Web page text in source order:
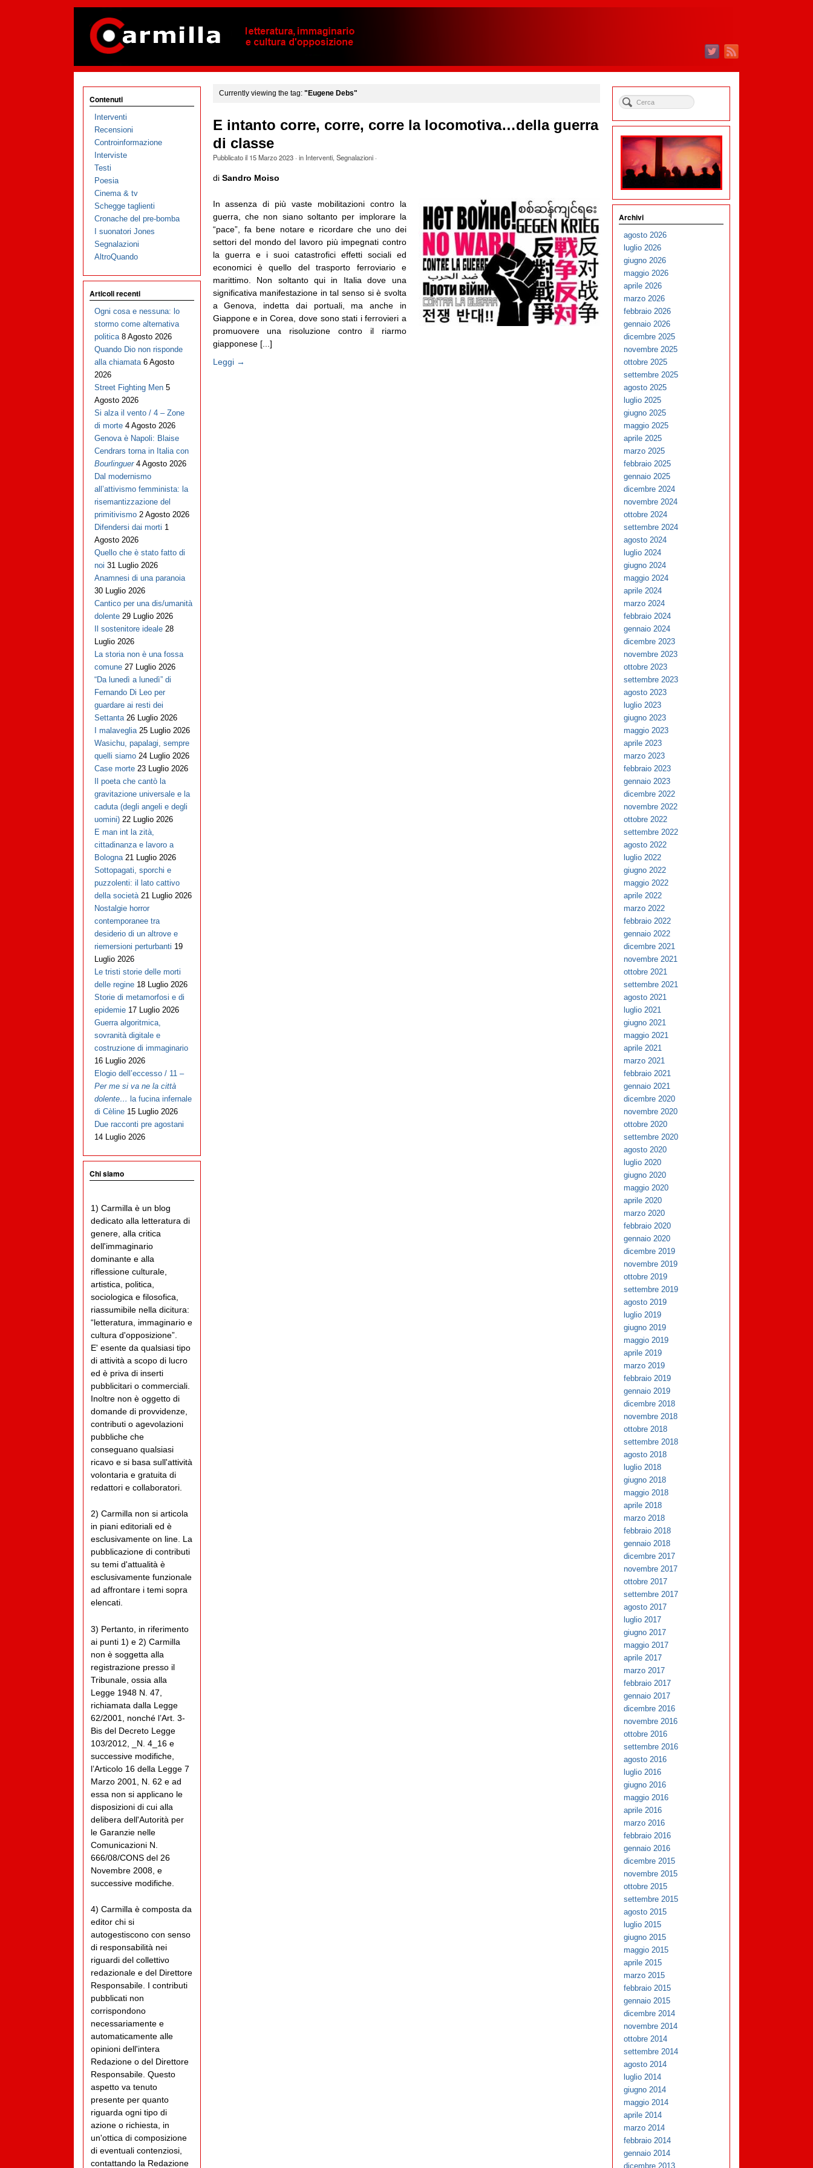
Currently viewing the tag: "Eugene Debs"
E intanto corre, corre, corre la locomotiva…della guerra
di classe
Pubblicato il 15 Marzo 2023· in Interventi,Segnalazioni·
di Sandro Moiso
In assenza di più vaste mobilitazioni contro la
guerra, che non siano soltanto per implorare la
“pace”, fa bene notare e ricordare che uno dei
settori del mondo del lavoro più impegnati contro
la guerra e i suoi catastrofici effetti sociali ed
economici è quello del trasporto ferroviario e
marittimo. Non soltanto qui in Italia dove una
significativa manifestazione in tal senso si è svolta
a Genova, indetta dai portuali, ma anche in
Giappone e in Corea, dove sono stati i ferrovieri a
promuovere una risoluzione contro il riarmo
giapponese [...]
Leggi →
Contenuti
Interventi
Recensioni
Controinformazione
Interviste
Testi
Poesia
Cinema & tv
Schegge taglienti
Cronache del pre-bomba
I suonatori Jones
Segnalazioni
AltroQuando
Articoli recenti
Ogni cosa e nessuna: lo
stormo come alternativa
politica 8 Agosto 2026
Quando Dio non risponde
alla chiamata 6 Agosto
2026
Street Fighting Men 5
Agosto 2026
Si alza il vento / 4 – Zone
di morte 4 Agosto 2026
Genova è Napoli: Blaise
Cendrars torna in Italia con
Bourlinguer 4 Agosto 2026
Dal modernismo
all’attivismo femminista: la
risemantizzazione del
primitivismo 2 Agosto 2026
Difendersi dai morti 1
Agosto 2026
Quello che è stato fatto di
noi 31 Luglio 2026
Anamnesi di una paranoia
30 Luglio 2026
Cantico per una dis/umanità
dolente 29 Luglio 2026
Il sostenitore ideale 28
Luglio 2026
La storia non è una fossa
comune 27 Luglio 2026
“Da lunedì a lunedì” di
Fernando Di Leo per
guardare ai resti dei
Settanta 26 Luglio 2026
I malaveglia 25 Luglio 2026
Wasichu, papalagi, sempre
quelli siamo 24 Luglio 2026
Case morte 23 Luglio 2026
Il poeta che cantò la
gravitazione universale e la
caduta (degli angeli e degli
uomini) 22 Luglio 2026
E man int la zità,
cittadinanza e lavoro a
Bologna 21 Luglio 2026
Sottopagati, sporchi e
puzzolenti: il lato cattivo
della società 21 Luglio 2026
Nostalgie horror
contemporanee tra
desiderio di un altrove e
riemersioni perturbanti 19
Luglio 2026
Le tristi storie delle morti
delle regine 18 Luglio 2026
Storie di metamorfosi e di
epidemie 17 Luglio 2026
Guerra algoritmica,
sovranità digitale e
costruzione di immaginario
16 Luglio 2026
Elogio dell’eccesso / 11 –
Per me si va ne la città
dolente… la fucina infernale
di Cèline 15 Luglio 2026
Due racconti pre agostani
14 Luglio 2026
Chi siamo
1) Carmilla è un blog
dedicato alla letteratura di
genere, alla critica
dell'immaginario
dominante e alla
riflessione culturale,
artistica, politica,
sociologica e filosofica,
riassumibile nella dicitura:
“letteratura, immaginario e
cultura d'opposizione”.
E' esente da qualsiasi tipo
di attività a scopo di lucro
ed è priva di inserti
pubblicitari o commerciali.
Inoltre non è oggetto di
domande di provvidenze,
contributi o agevolazioni
pubbliche che
conseguano qualsiasi
ricavo e si basa sull'attività
volontaria e gratuita di
redattori e collaboratori.
2) Carmilla non si articola
in piani editoriali ed è
esclusivamente on line. La
pubblicazione di contributi
su temi d'attualità è
esclusivamente funzionale
ad affrontare i temi sopra
elencati.
3) Pertanto, in riferimento
ai punti 1) e 2) Carmilla
non è soggetta alla
registrazione presso il
Tribunale, ossia alla
Legge 1948 N. 47,
richiamata dalla Legge
62/2001, nonché l’Art. 3-
Bis del Decreto Legge
103/2012, _N. 4_16 e
successive modifiche,
l’Articolo 16 della Legge 7
Marzo 2001, N. 62 e ad
essa non si applicano le
disposizioni di cui alla
delibera dell'Autorità per
le Garanzie nelle
Comunicazioni N.
666/08/CONS del 26
Novembre 2008, e
successive modifiche.
4) Carmilla è composta da
editor chi si
autogestiscono con senso
di responsabilità nei
riguardi del collettivo
redazionale e del Direttore
Responsabile. I contributi
pubblicati non
corrispondono
necessariamente e
automaticamente alle
opinioni dell'intera
Redazione o del Direttore
Responsabile. Questo
aspetto va tenuto
presente per quanto
riguarda ogni tipo di
azione o richiesta, in
un'ottica di composizione
di eventuali contenziosi,
contattando la Redazione
Archivi
agosto 2026
luglio 2026
giugno 2026
maggio 2026
aprile 2026
marzo 2026
febbraio 2026
gennaio 2026
dicembre 2025
novembre 2025
ottobre 2025
settembre 2025
agosto 2025
luglio 2025
giugno 2025
maggio 2025
aprile 2025
marzo 2025
febbraio 2025
gennaio 2025
dicembre 2024
novembre 2024
ottobre 2024
settembre 2024
agosto 2024
luglio 2024
giugno 2024
maggio 2024
aprile 2024
marzo 2024
febbraio 2024
gennaio 2024
dicembre 2023
novembre 2023
ottobre 2023
settembre 2023
agosto 2023
luglio 2023
giugno 2023
maggio 2023
aprile 2023
marzo 2023
febbraio 2023
gennaio 2023
dicembre 2022
novembre 2022
ottobre 2022
settembre 2022
agosto 2022
luglio 2022
giugno 2022
maggio 2022
aprile 2022
marzo 2022
febbraio 2022
gennaio 2022
dicembre 2021
novembre 2021
ottobre 2021
settembre 2021
agosto 2021
luglio 2021
giugno 2021
maggio 2021
aprile 2021
marzo 2021
febbraio 2021
gennaio 2021
dicembre 2020
novembre 2020
ottobre 2020
settembre 2020
agosto 2020
luglio 2020
giugno 2020
maggio 2020
aprile 2020
marzo 2020
febbraio 2020
gennaio 2020
dicembre 2019
novembre 2019
ottobre 2019
settembre 2019
agosto 2019
luglio 2019
giugno 2019
maggio 2019
aprile 2019
marzo 2019
febbraio 2019
gennaio 2019
dicembre 2018
novembre 2018
ottobre 2018
settembre 2018
agosto 2018
luglio 2018
giugno 2018
maggio 2018
aprile 2018
marzo 2018
febbraio 2018
gennaio 2018
dicembre 2017
novembre 2017
ottobre 2017
settembre 2017
agosto 2017
luglio 2017
giugno 2017
maggio 2017
aprile 2017
marzo 2017
febbraio 2017
gennaio 2017
dicembre 2016
novembre 2016
ottobre 2016
settembre 2016
agosto 2016
luglio 2016
giugno 2016
maggio 2016
aprile 2016
marzo 2016
febbraio 2016
gennaio 2016
dicembre 2015
novembre 2015
ottobre 2015
settembre 2015
agosto 2015
luglio 2015
giugno 2015
maggio 2015
aprile 2015
marzo 2015
febbraio 2015
gennaio 2015
dicembre 2014
novembre 2014
ottobre 2014
settembre 2014
agosto 2014
luglio 2014
giugno 2014
maggio 2014
aprile 2014
marzo 2014
febbraio 2014
gennaio 2014
dicembre 2013